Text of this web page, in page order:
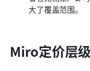
大了覆盖范围。
Miro定价层